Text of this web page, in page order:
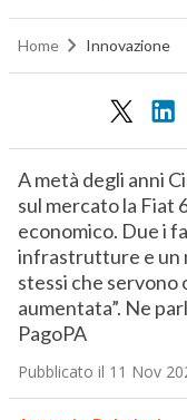
Home Innovazione
A metà degli anni
sul mercato la Fiat
economico. Due i
infrastrutture e un
stessi che servono
aumentata”. Ne
PagoPA
Pubblicato il 11 Nov